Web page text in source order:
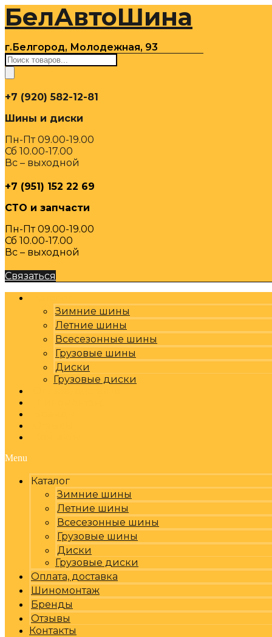
Перейти
содержимому
БелАвтоШина
г.Белгород, Молодежная, 93
Поиск
товаров
+7 (920) 582-12-81
Шины и диски
Пн-Пт 09.00-19.00
Сб 10.00-17.00
Вс – выходной
+7 (951) 152 22 69
СТО и запчасти
Пн-Пт 09.00-19.00
Сб 10.00-17.00
Вс – выходной
Связаться
Зимние шины
Летние шины
Всесезонные шины
Грузовые шины
Диски
Грузовые диски
Menu
Каталог
Зимние шины
Летние шины
Всесезонные шины
Грузовые шины
Диски
Грузовые диски
Оплата, доставка
Шиномонтаж
Бренды
Отзывы
Контакты